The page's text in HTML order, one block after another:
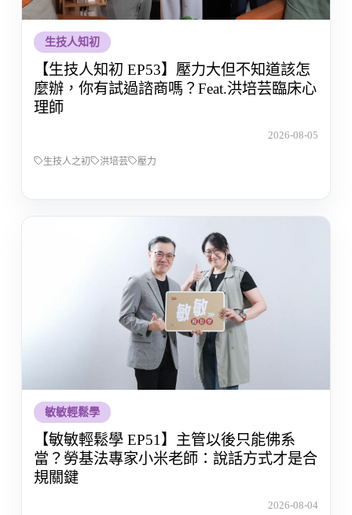
生技人知初
【生技人知初 EP53】壓力大但不知道該怎
麼辦，你有試過諮商嗎？Feat.洪培芸臨床心
理師
2026-08-05
生技人之初 洪培芸 壓力
敏敏輕鬆學
【敏敏輕鬆學 EP51】主管以後只能佛系
當？勞基法專家小米老師：說話方式才是合
規關鍵
2026-08-04